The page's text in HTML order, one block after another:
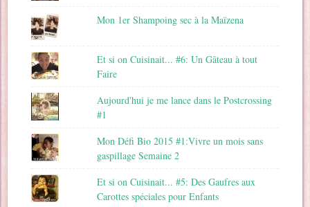
Mon 1er Shampoing sec à la Maïzena
Et si on Cuisinait... #6: Un Gâteau à tout
Faire
Aujourd'hui je me lance dans le Postcrossing
#1
Mon Défi Bio 2015 #1:Vivre un mois sans
gaspillage Semaine 2
Et si on Cuisinait... #5: Des Gaufres aux
Carottes spéciales pour Enfants